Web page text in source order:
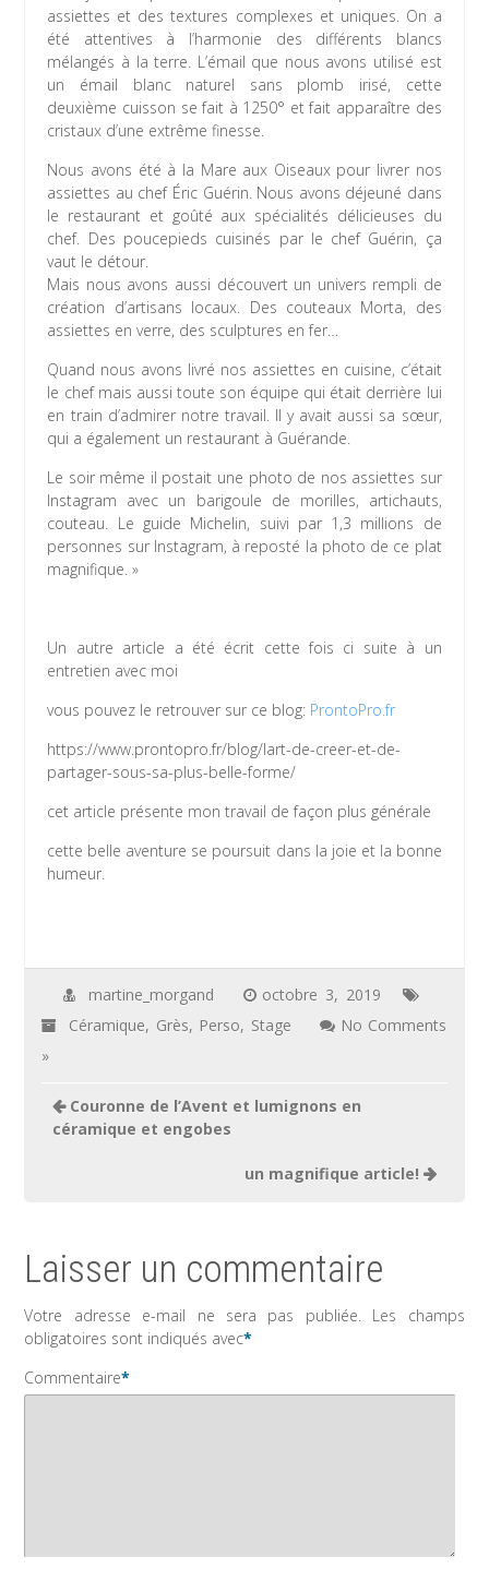
assiettes et des textures complexes et uniques. On a
été attentives à l’harmonie des différents blancs
mélangés à la terre. L’émail que nous avons utilisé est
un émail blanc naturel sans plomb irisé, cette
deuxième cuisson se fait à 1250° et fait apparaître des
cristaux d’une extrême finesse.
Nous avons été à la Mare aux Oiseaux pour livrer nos
assiettes au chef Éric Guérin. Nous avons déjeuné dans
le restaurant et goûté aux spécialités délicieuses du
chef. Des poucepieds cuisinés par le chef Guérin, ça
vaut le détour.
Mais nous avons aussi découvert un univers rempli de
création d’artisans locaux. Des couteaux Morta, des
assiettes en verre, des sculptures en fer…
Quand nous avons livré nos assiettes en cuisine, c’était
le chef mais aussi toute son équipe qui était derrière lui
en train d’admirer notre travail. Il y avait aussi sa sœur,
qui a également un restaurant à Guérande.
Le soir même il postait une photo de nos assiettes sur
Instagram avec un barigoule de morilles, artichauts,
couteau. Le guide Michelin, suivi par 1,3 millions de
personnes sur Instagram, à reposté la photo de ce plat
magnifique. »
Un autre article a été écrit cette fois ci suite à un
entretien avec moi
vous pouvez le retrouver sur ce blog: ProntoPro.fr
https://www.prontopro.fr/blog/lart-de-creer-et-de-
partager-sous-sa-plus-belle-forme/
cet article présente mon travail de façon plus générale
cette belle aventure se poursuit dans la joie et la bonne
humeur.
martine_morgand
octobre 3, 2019
Céramique, Grès, Perso, Stage
No Comments
»
Couronne de l’Avent et lumignons en
céramique et engobes
un magnifique article!
Laisser un commentaire
Votre adresse e-mail ne sera pas publiée. Les champs
obligatoires sont indiqués avec*
Commentaire*